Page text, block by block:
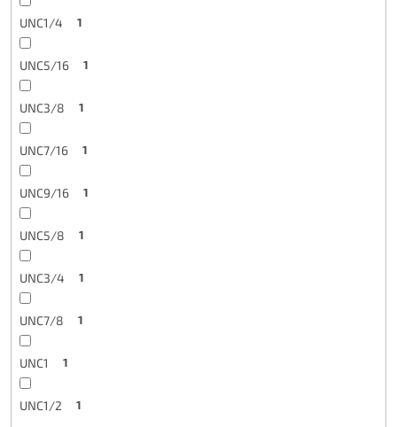
UNC1/4 1
UNC5/16 1
UNC3/8 1
UNC7/16 1
UNC9/16 1
UNC5/8 1
UNC3/4 1
UNC7/8 1
UNC1 1
UNC1/2 1